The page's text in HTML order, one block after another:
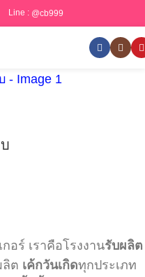
Line : @cb999
อร์ เราคือโรงงานรับผลิต
ลิต เค้กวันเกิดทุกประเภท